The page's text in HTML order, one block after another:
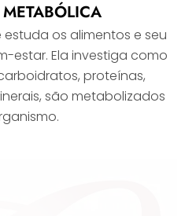
os alimentos e seu
estar. Ela investiga como
proteínas,
são metabolizados